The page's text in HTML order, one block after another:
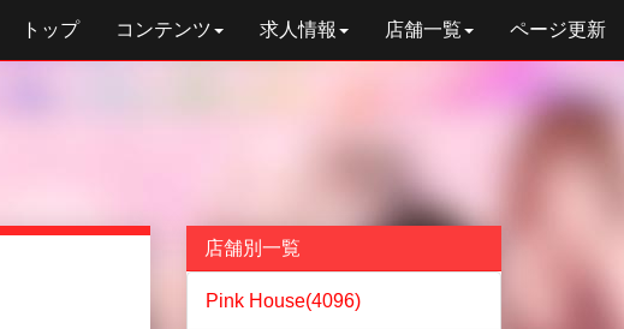
トップ コンテンツ 求人情報 店舗一覧 ページ更新
店舗別一覧
Pink House(4096)